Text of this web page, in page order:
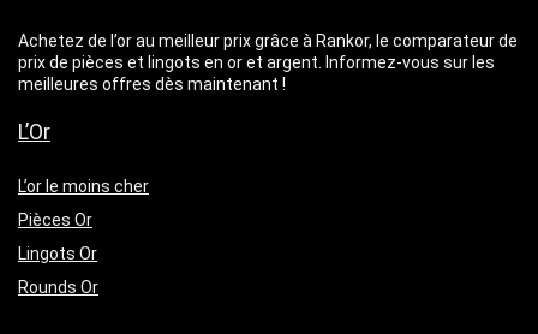
Achetez de l’or au meilleur prix grâce à Rankor, le comparateur de
prix de pièces et lingots en or et argent. Informez-vous sur les
meilleures offres dès maintenant !
L’Or
L’or le moins cher
Pièces Or
Lingots Or
Rounds Or